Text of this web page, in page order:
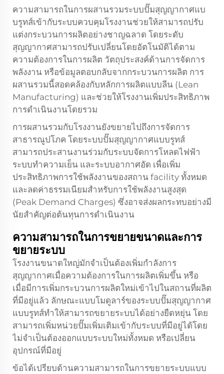
ความสามารถในการผสานรวมระบบปั๊มสุญญากาศแบ
บรูทส์เข้ากับระบบควบคุมโรงงานช่วยให้สามารถปรับ
แต่งกระบวนการผลิตอย่างชาญฉลาด โดยระดับ
สุญญากาศสามารถปรับเปลี่ยนโดยอัตโนมัติได้ตาม
ความต้องการในการผลิต วัตถุประสงค์ด้านการจัดการ
พลังงาน หรือข้อมูลตอบกลับจากกระบวนการผลิต การ
ผสานรวมนี้สอดคล้องกับหลักการผลิตแบบลีน (Lean
Manufacturing) และช่วยให้โรงงานเพิ่มประสิทธิภาพ
การดำเนินงานโดยรวม
การผสานรวมกับโรงงานยังขยายไปถึงการจัดการ
สาธารณูปโภค โดยระบบปั๊มสุญญากาศแบบรูทส์
สามารถประสานงานร่วมกับระบบจัดการโหลดไฟฟ้า
ระบบทำความเย็น และระบบอากาศอัด เพื่อเพิ่ม
ประสิทธิภาพการใช้พลังงานของสถาน facility ทั้งหมด
และลดค่าธรรมเนียมสำหรับการใช้พลังงานสูงสุด
(Peak Demand Charges) ซึ่งอาจส่งผลกระทบอย่างมี
นัยสำคัญต่อต้นทุนการดำเนินงาน
ความสามารถในการขยายขนาดและการ
ขยายระบบ
โรงงานขนาดใหญ่มักจำเป็นต้องเพิ่มกำลังการ
สุญญากาศเมื่อความต้องการในการผลิตเพิ่มขึ้น หรือ
เมื่อมีการเพิ่มกระบวนการผลิตใหม่เข้าไปในสถานที่ผลิต
ที่มีอยู่แล้ว ลักษณะแบบโมดูลาร์ของระบบปั๊มสุญญากาศ
แบบรูทส์ทำให้สามารถขยายระบบได้อย่างยืดหยุ่น โดย
สามารถเพิ่มหน่วยปั๊มเพิ่มเติมเข้ากับระบบที่มีอยู่ได้โดย
ไม่จำเป็นต้องออกแบบระบบใหม่ทั้งหมด หรือเปลี่ยน
อุปกรณ์ที่มีอยู่
ข้อได้เปรียบด้านความสามารถในการขยายระบบแบบ